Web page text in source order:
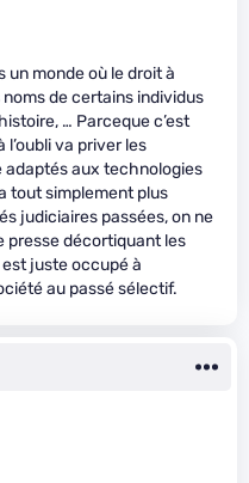
un monde où le droit à
noms de certains individus
… Parceque c’est
va priver les
aux technologies
tout simplement plus
judiciaires passées, on ne
presse décortiquant les
est juste occupé à
au passé sélectif.